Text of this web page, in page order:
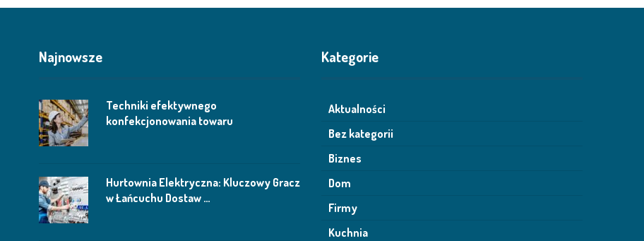
Najnowsze
Techniki efektywnego
konfekcjonowania towaru
Hurtownia Elektryczna: Kluczowy Gracz
w Łańcuchu Dostaw …
Kategorie
Aktualności
Bez kategorii
Biznes
Dom
Firmy
Kuchnia